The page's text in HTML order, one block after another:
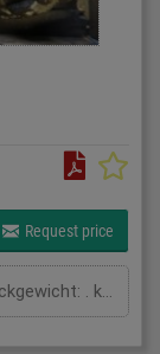
Request price